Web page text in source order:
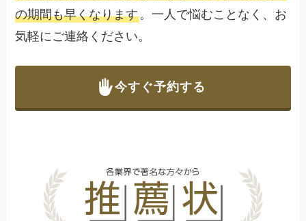
の期間も早くなります。一人で悩むことなく、お
気軽にご連絡ください。
今すぐ予約する